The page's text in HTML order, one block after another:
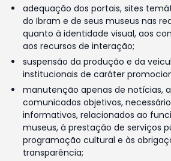
adequação dos portais, sites
do Ibram e de seus museus nas
quanto à identidade visual, aos
aos recursos de interação;
suspensão da produção e da
institucionais de caráter
manutenção apenas de notícias,
comunicados objetivos,
informativos, relacionados ao
museus, à prestação de serviços
programação cultural e às
transparência;